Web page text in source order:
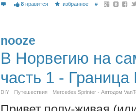
8 нравится избранное #
nooze
В Норвегию на
часть 1 -
DIY Путешествия Mercedes Sprinter - Автодом